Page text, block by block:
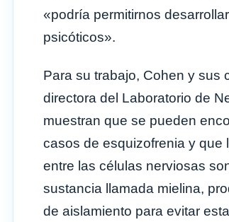
«podría permitirnos
psicóticos».
Para su trabajo, Cohen y sus
directora del Laboratorio de
muestran que se pueden
casos de esquizofrenia y que
entre las células nerviosas
sustancia llamada mielina,
de aislamiento para evitar